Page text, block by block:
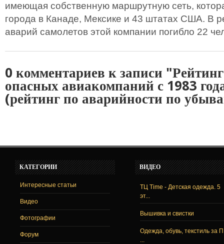
имеющая собственную маршрутную сеть,
города в Канаде, Мексике и 43 штатах США. В
аварий самолетов этой компании погибло 22
0 комментариев к записи
опасных авиакомпаний с 1983
(рейтинг по аварийности по
КАТЕГОРИИ
Интересные статьи
Видео
Фотографии
Форум
ВИДЕО
ТЦ Time - Детская одежда. 5
эт...
Вышивка и свистки
Одежда, обувь, текстиль за
...